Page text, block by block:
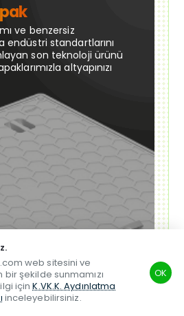
Telefon Beğenilen
web sitesini ve
şekilde sunmamızı
içinK.VK.K. Aydınlatma
inceleyebilirsiniz.
OK
ve benzersiz
endüstri standartlarını
son teknoloji ürünü
altyapınızı